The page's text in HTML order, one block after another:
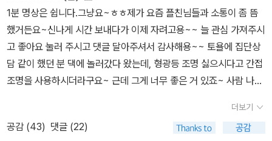
후 스스로의 이해력 부족을 탄하기 십상이다. http://blog.naver.c
om/rainsky94/80181909343
재의 세 가지 거짓말>은 루카스와 클라우스라는 알파벳 순서만 다른
이름의 쌍둥이 형제가 주인공으로 등장합니다. 끝으로 조지 R. R. 마
틴의 <얼음과 불의 노래>에는 쌍둥이 남매 세르세이 라니스터와 제
이미 라니스터가 등장합니다. 2. 다음 제시어를 보고 떠오르는 문학
작품을 쓰시오스탠리 큐브릭 / 고통 / 움베르토 에코 / 엔리오 모리
코네 /제레미 아이언스 정답: <롤리타><롤리타>는 스탠리 큐브릭
감독이 1962년 처음 영화화했으며, 1998년 리메이크 작품에는 제
1분 명상은 쉽니다.그냥요~ㅎㅎ제가 요즘 플친님들과 소통이 좀 뜸
했거든요~신나게 시간 보내다가 이제 자려고용~~ 늘 관심 가져주시
고 좋아요 눌러 주시고 댓글 달아주셔서 감사해용~~ 토욜에 집단상
담 같이 했던 분 댁에 놀러갔다 왔는데, 형광등 조명 싫으시다고 간접
조명을 사용하시더라구요~ 근데 그게 너무 좋은 거 있죠~ 사람 나른
혹시 플친님들 중 간접 조명으로 생활하시는 분 계신가요? 저는 지금
도 작렬하는 형광등 아래서 이 글을 쓰고 있는데, 형광등 끄고 독서용
더보기
공감 (43) 댓글 (22)